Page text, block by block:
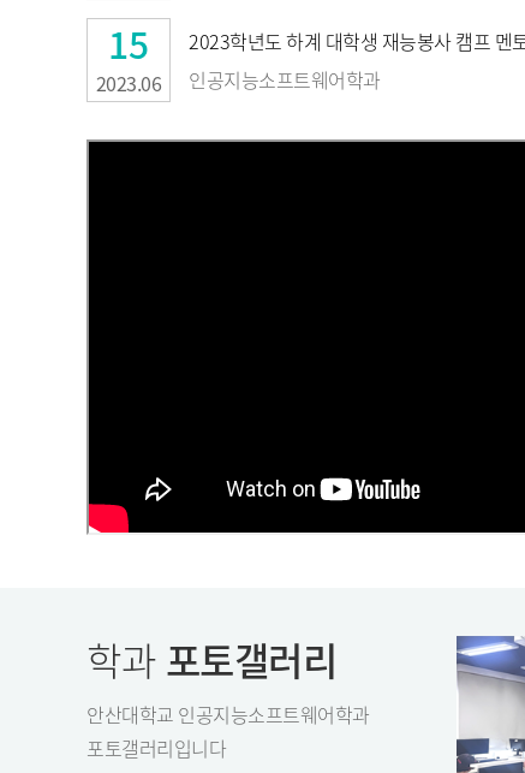
15
2023.06
2023학년도 하계 대학생 재능봉사 캠프 멘
인공지능소프트웨어학과
학과포토갤러리
안산대학교 인공지능소프트웨어학과
포토갤러리입니다